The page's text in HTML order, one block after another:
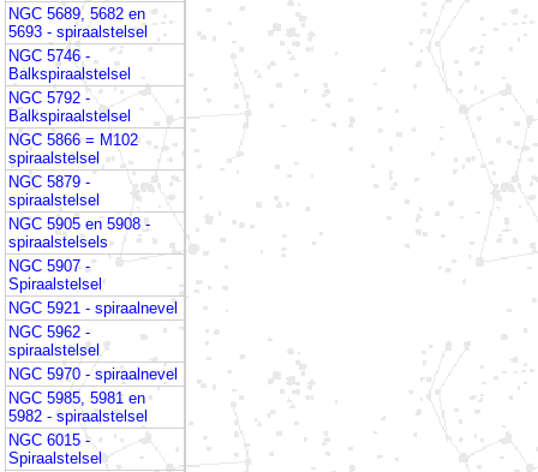
NGC 5689, 5682 en
5693 - spiraalstelsel
NGC 5746 -
Balkspiraalstelsel
NGC 5792 -
Balkspiraalstelsel
NGC 5866 = M102
spiraalstelsel
NGC 5879 -
spiraalstelsel
NGC 5905 en 5908 -
spiraalstelsels
NGC 5907 -
Spiraalstelsel
NGC 5921 - spiraalnevel
NGC 5962 -
spiraalstelsel
NGC 5970 - spiraalnevel
NGC 5985, 5981 en
5982 - spiraalstelsel
NGC 6015 -
Spiraalstelsel